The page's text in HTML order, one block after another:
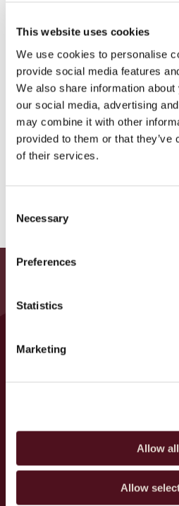
This website uses cookies
We use cookies to personalise
provide social media features
We also share information
our social media, advertising
may combine it with other
provided to them or that
of their services.
Selection
Necessary
Preferences
Statistics
Marketing
Allow all
Allow
Accept*
By submitting this form I agree I
clicking ‘send message’ I accept
Subscribe
I would like to be added to the
distribution list.
ZNAJDŹ
KAMPANI W
U.K.
Armenia
Cyprus
Czech Republic